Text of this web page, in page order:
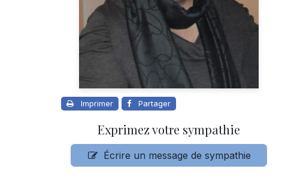
Imprimer Partager
Exprimez votre sympathie
Écrire un message de sympathie